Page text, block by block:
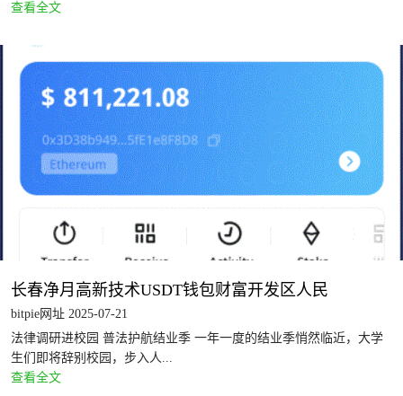
查看全文
长春净月高新技术USDT钱包财富开发区人民
bitpie网址 2025-07-21
法律调研进校园 普法护航结业季 一年一度的结业季悄然临近，大学
生们即将辞别校园，步入人...
查看全文